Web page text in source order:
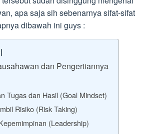
apa saja sih sebenarnya sifat-sifat
dibawah ini guys :
dan Pengertiannya
Tugas dan Hasil (Goal Mindset)
Risiko (Risk Taking)
(Leadership)